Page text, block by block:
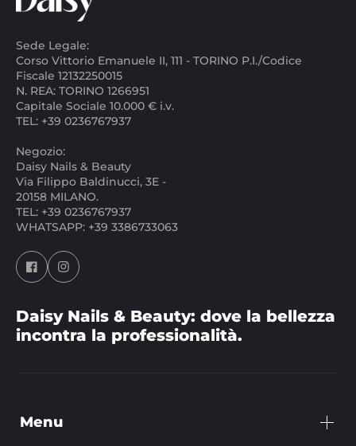
Sede Legale:
Corso Vittorio Emanuele II, 111 - TORINO P.I./Codice
Fiscale 12132250015
N. REA: TORINO 1266951
Capitale Sociale 10.000 € i.v.
TEL: +39 0236767937
Negozio:
Daisy Nails & Beauty
Via Filippo Baldinucci, 3E -
20158 MILANO.
TEL: +39 0236767937
WHATSAPP: +39 3386733063
Daisy Nails & Beauty: dove la bellezza
incontra la professionalità.
Menu